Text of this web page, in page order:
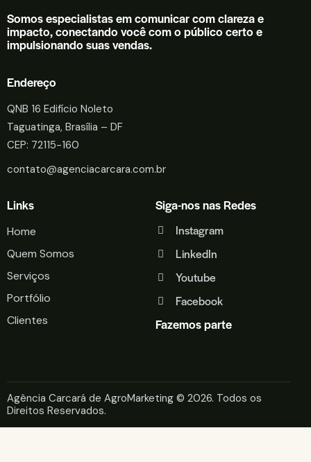
Somos especialistas em comunicar com clareza e
impacto, conectando você com o público certo e
impulsionando suas vendas.
Endereço
QNB 16 Edifício Noleto
Taguatinga, Brasília – DF
CEP: 72115-160
contato@agenciacarcara.com.br
Links
Home
Quem Somos
Serviços
Portfólio
Clientes
Siga-nos nas Redes
Instagram
LinkedIn
Youtube
Facebook
Fazemos parte
Agência Carcará de AgroMarketing © 2026. Todos os
Direitos Reservados.